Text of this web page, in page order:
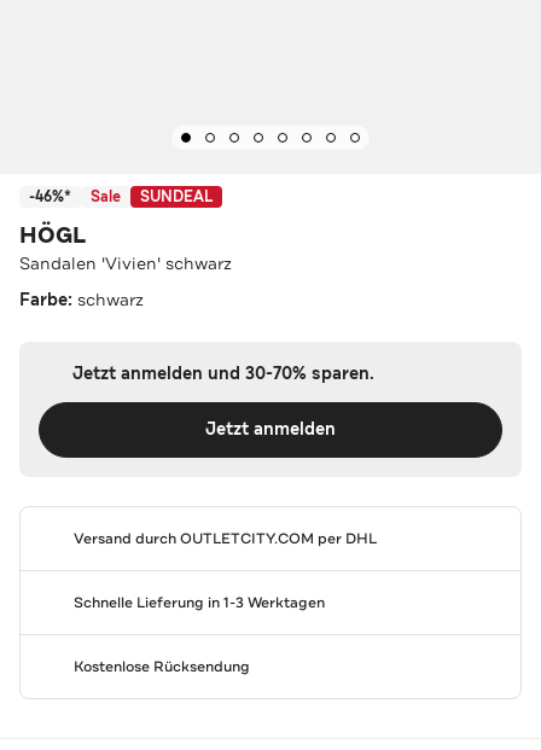
-46%* Sale SUNDEAL
HÖGL
Sandalen 'Vivien' schwarz
Farbe: schwarz
Jetzt anmelden und 30-70% sparen.
Jetzt anmelden
Versand durchOUTLETCITY.COM per DHL
Schnelle Lieferung in 1-3 Werktagen
Kostenlose Rücksendung